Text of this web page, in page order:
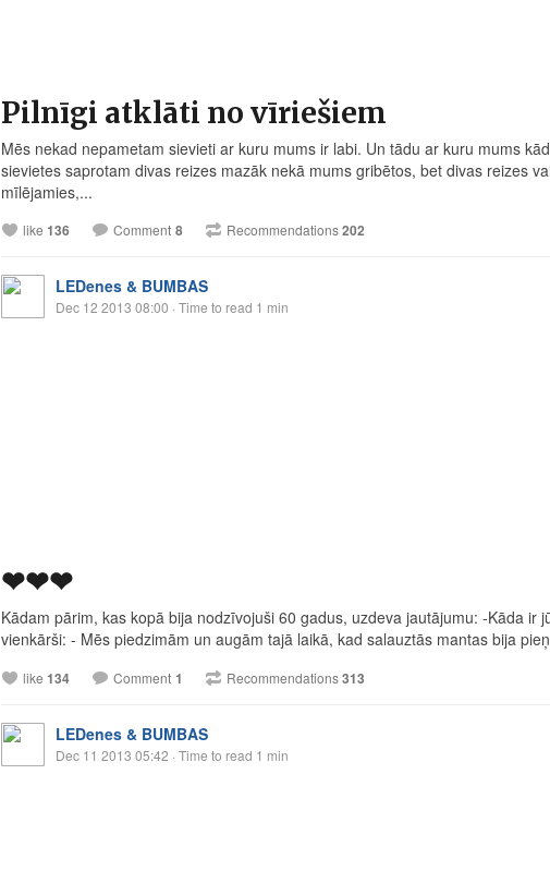
Pilnīgi atklāti no vīriešiem
Mēs nekad nepametam sievieti ar kuru mums ir labi. Un tādu ar kuru mums
sievietes saprotam divas reizes mazāk nekā mums gribētos, bet divas reizes
mīlējamies,...
like 136 Comment 8 Recommendations202
LEDenes & BUMBAS
Dec 12 2013 08:00 · Time to read 1 min
❤❤❤
Kādam pārim, kas kopā bija nodzīvojuši 60 gadus, uzdeva jautājumu: -Kāda ir
vienkārši: - Mēs piedzimām un augām tajā laikā, kad salauztās mantas bija
like 134 Comment 1 Recommendations313
LEDenes & BUMBAS
Dec 11 2013 05:42 · Time to read 1 min